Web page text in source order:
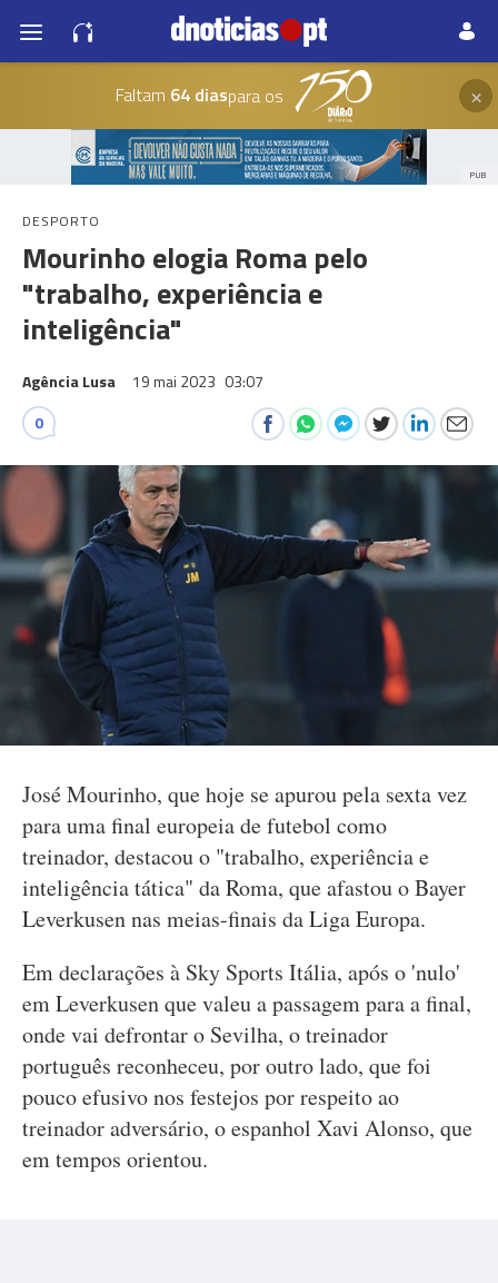
Faltam 64 diaspara os ×
PUB
DESPORTO
Mourinho elogia Roma pelo
"trabalho, experiência e
inteligência"
Agência Lusa 19 mai 2023 03:07
0
José Mourinho, que hoje se apurou pela sexta vez
para uma final europeia de futebol como
treinador, destacou o "trabalho, experiência e
inteligência tática" da Roma, que afastou o Bayer
Leverkusen nas meias-finais da Liga Europa.
Em declarações à Sky Sports Itália, após o 'nulo'
em Leverkusen que valeu a passagem para a final,
onde vai defrontar o Sevilha, o treinador
português reconheceu, por outro lado, que foi
pouco efusivo nos festejos por respeito ao
treinador adversário, o espanhol Xavi Alonso, que
em tempos orientou.